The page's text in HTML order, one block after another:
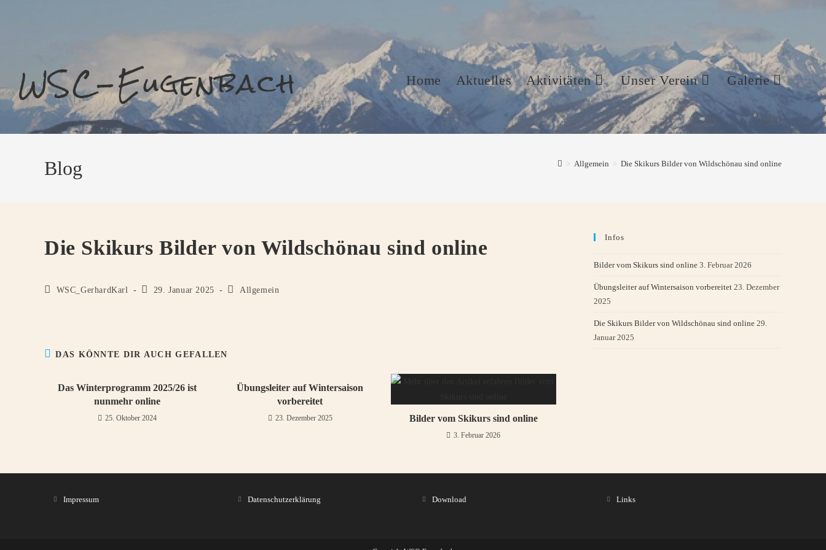
WSC-Eugenbach Home Aktuelles Aktivitäten Unser Verein Galerie
Blog > Allgemein > Die Skikurs Bilder von Wildschönau sind online
Die Skikurs Bilder von Wildschönau sind online
Beitrags-
WSC_GerhardKarl
Beitrag
29. Januar 2025
Beitrags-
Allgemein
DAS KÖNNTE DIR AUCH GEFALLEN
Das Winterprogramm 2025/26 ist
nunmehr online
25. Oktober 2024
Übungsleiter auf Wintersaison
vorbereitet
23. Dezember 2025 Bilder vom Skikurs sind online
3. Februar 2026
Infos
Bilder vom Skikurs sind online 3. Februar 2026
Übungsleiter auf Wintersaison vorbereitet 23. Dezember
2025
Die Skikurs Bilder von Wildschönau sind online 29.
Januar 2025
Impressum Datenschutzerklärung Download Links